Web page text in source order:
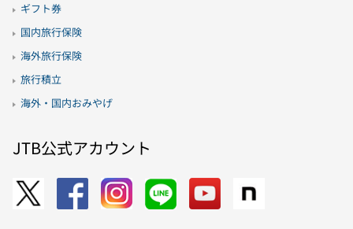
ギフト券
国内旅行保険
海外旅行保険
旅行積立
海外・国内おみやげ
JTB公式アカウント